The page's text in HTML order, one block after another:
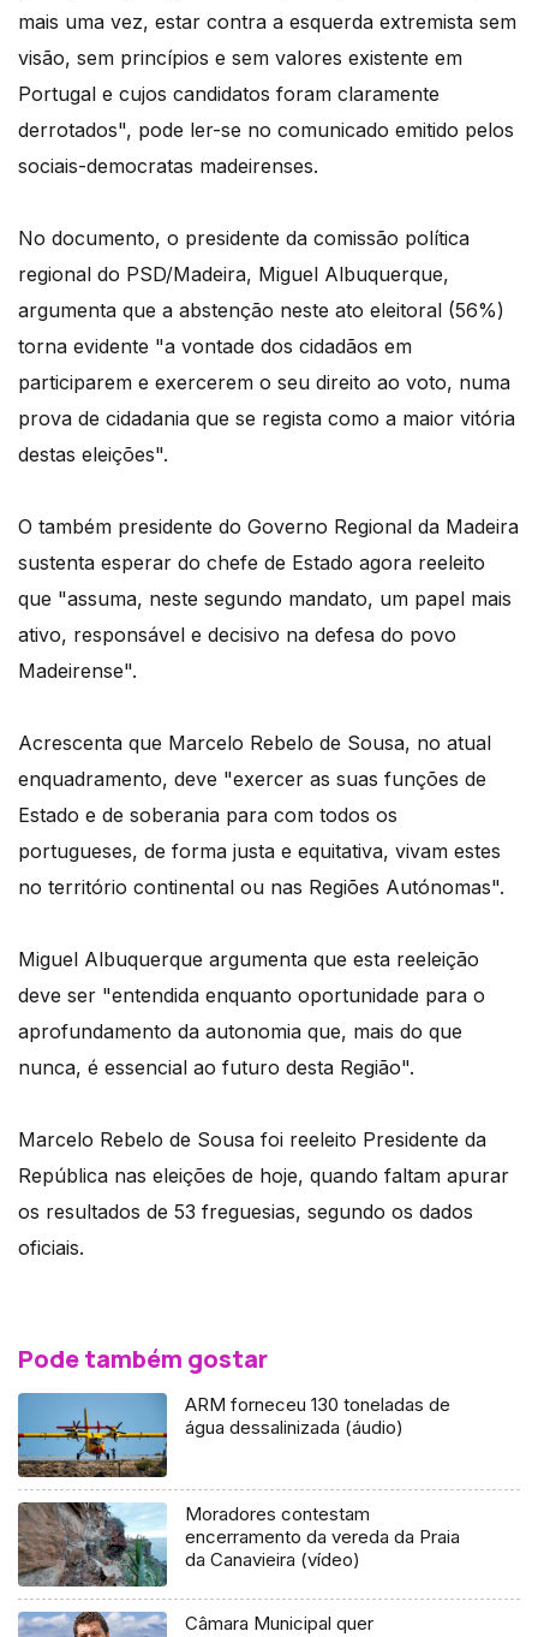
mais uma vez, estar contra a esquerda extremista sem
visão, sem princípios e sem valores existente em
Portugal e cujos candidatos foram claramente
derrotados", pode ler-se no comunicado emitido pelos
sociais-democratas madeirenses.
No documento, o presidente da comissão política
regional do PSD/Madeira, Miguel Albuquerque,
argumenta que a abstenção neste ato eleitoral (56%)
torna evidente "a vontade dos cidadãos em
participarem e exercerem o seu direito ao voto, numa
prova de cidadania que se regista como a maior vitória
destas eleições".
O também presidente do Governo Regional da Madeira
sustenta esperar do chefe de Estado agora reeleito
que "assuma, neste segundo mandato, um papel mais
ativo, responsável e decisivo na defesa do povo
Madeirense".
Acrescenta que Marcelo Rebelo de Sousa, no atual
enquadramento, deve "exercer as suas funções de
Estado e de soberania para com todos os
portugueses, de forma justa e equitativa, vivam estes
no território continental ou nas Regiões Autónomas".
Miguel Albuquerque argumenta que esta reeleição
deve ser "entendida enquanto oportunidade para o
aprofundamento da autonomia que, mais do que
nunca, é essencial ao futuro desta Região".
Marcelo Rebelo de Sousa foi reeleito Presidente da
República nas eleições de hoje, quando faltam apurar
os resultados de 53 freguesias, segundo os dados
oficiais.
Pode também gostar
ARM forneceu 130 toneladas de
água dessalinizada (áudio)
Moradores contestam
encerramento da vereda da Praia
da Canavieira (vídeo)
Câmara Municipal quer